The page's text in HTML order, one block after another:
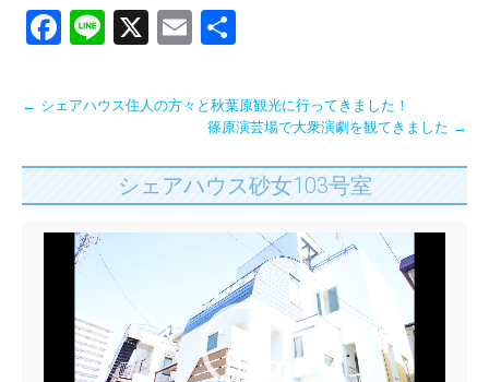
Facebook
Line
X Email
Post
← シェアハウス住人の方々と秋葉原観光に行ってきました！
篠原演芸場で大衆演劇を観てきました →
シェアハウス砂女103号室